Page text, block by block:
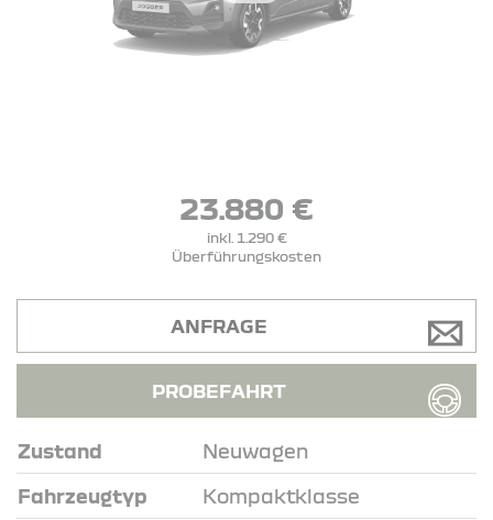
23.880 €
inkl. 1.290 €
Überführungskosten
Zustand Neuwagen
Fahrzeugtyp Kompaktklasse
ANFRAGE
PROBEFAHRT